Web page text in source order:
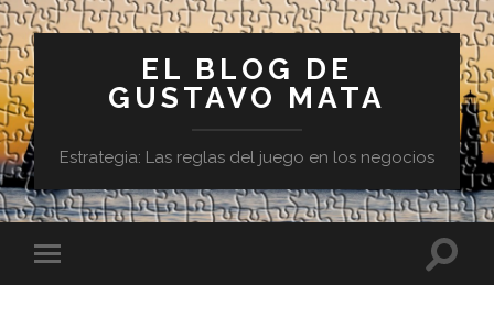
EL BLOG DE
GUSTAVO MATA
Estrategia: Las reglas del juego en los negocios